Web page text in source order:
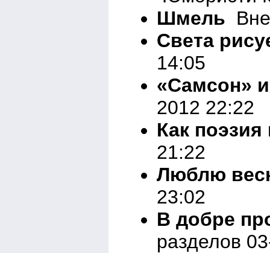
Шмель
Света
14:05
«Самсон»
2012 22:22
Как поэзия
21:22
Люблю
23:02
В добре
разделов